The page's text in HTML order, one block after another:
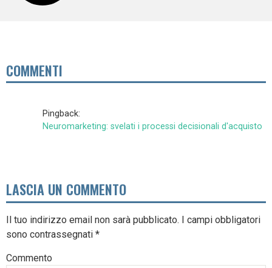
COMMENTI
Pingback:
Neuromarketing: svelati i processi decisionali d'acquisto
LASCIA UN COMMENTO
Il tuo indirizzo email non sarà pubblicato. I campi obbligatori
sono contrassegnati *
Commento